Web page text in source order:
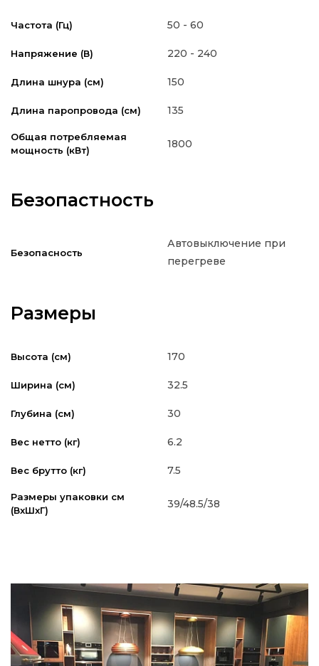
Частота (Гц) 50 - 60
Напряжение (В) 220 - 240
Длина шнура (см) 150
Длина паропровода (см) 135
Общая потребляемая
мощность (кВт)
1800
Безопастность
Безопасность
Автовыключение при
перегреве
Размеры
Высота (см) 170
Ширина (см) 32.5
Глубина (см) 30
Вес нетто (кг) 6.2
Вес брутто (кг) 7.5
Размеры упаковки см
(ВxШxГ)
39/48.5/38